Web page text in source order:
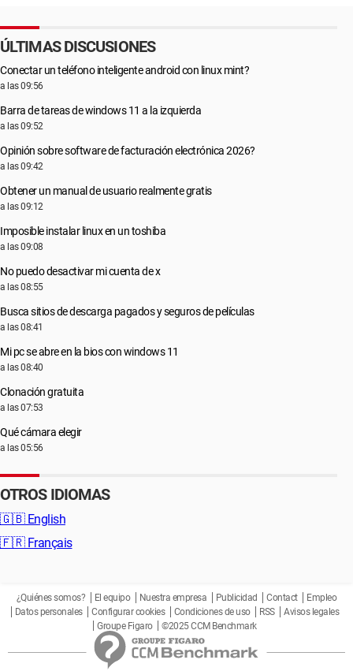
ÚLTIMAS DISCUSIONES
Conectar un teléfono inteligente android con linux mint?
a las 09:56
Barra de tareas de windows 11 a la izquierda
a las 09:52
Opinión sobre software de facturación electrónica 2026?
a las 09:42
Obtener un manual de usuario realmente gratis
a las 09:12
Imposible instalar linux en un toshiba
a las 09:08
No puedo desactivar mi cuenta de x
a las 08:55
Busca sitios de descarga pagados y seguros de películas
a las 08:41
Mi pc se abre en la bios con windows 11
a las 08:40
Clonación gratuita
a las 07:53
Qué cámara elegir
a las 05:56
OTROS IDIOMAS
🇬🇧 English
🇫🇷 Français
¿Quiénes somos? El equipo Nuestra empresa Publicidad Contact
Empleo
Datos personales
Configurar cookies Condiciones de uso RSS
Avisos legales
Groupe Figaro
©2025 CCM Benchmark